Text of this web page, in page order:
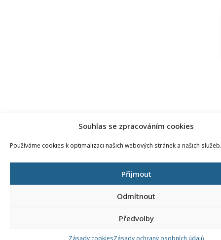
Souhlas se zpracováním cookies
Používáme cookies k optimalizaci našich webových stránek a našich služeb.
Přijmout
Odmítnout
Předvolby
Zásady cookiesZásady ochrany osobních údajů